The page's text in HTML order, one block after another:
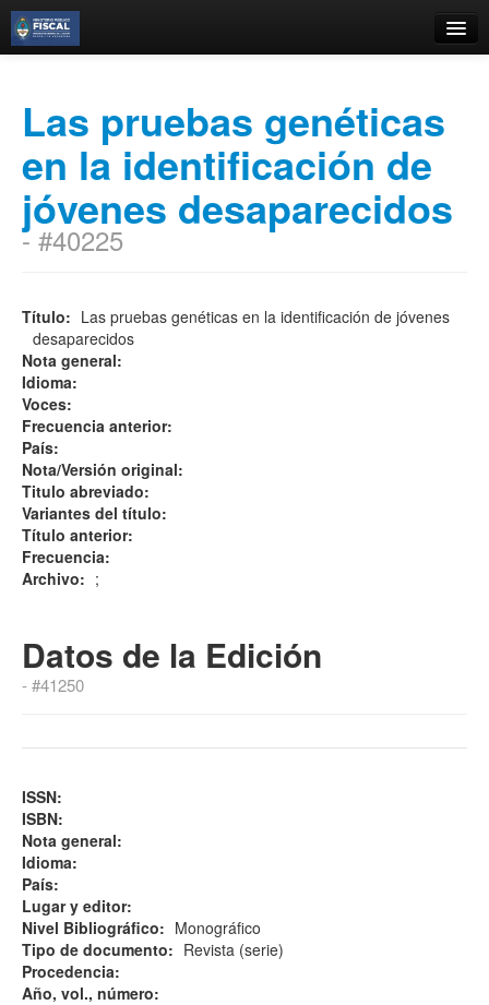
Búsqueda Avanzada
Estantes Virtuales
Iniciar sesión
Las pruebas genéticas
en la identificación de
jóvenes desaparecidos
- #40225
Título: Las pruebas genéticas en la identificación de jóvenes
desaparecidos
Nota general:
Idioma:
Voces:
Frecuencia anterior:
País:
Nota/Versión original:
Titulo abreviado:
Variantes del título:
Título anterior:
Frecuencia:
Archivo: ;
Datos de la Edición
- #41250
ISSN:
ISBN:
Nota general:
Idioma:
País:
Lugar y editor:
Nivel Bibliográfico: Monográfico
Tipo de documento: Revista (serie)
Procedencia:
Año, vol., número: